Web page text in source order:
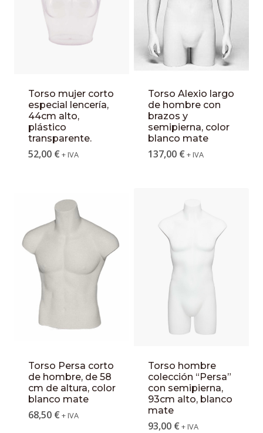
Torso mujer corto
especial lencería,
44cm alto,
plástico
transparente.
52,00 € + IVA
Torso Alexio largo
de hombre con
brazos y
semipierna, color
blanco mate
137,00 € + IVA
Torso Persa corto
de hombre, de 58
cm de altura, color
blanco mate
68,50 € + IVA
Torso hombre
colección “Persa”
con semipierna,
93cm alto, blanco
mate
93,00 € + IVA